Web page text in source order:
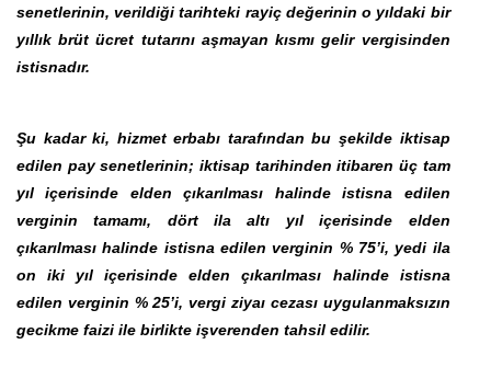
senetlerinin, verildiği tarihteki rayiç değerinin o yıldaki bir
yıllık brüt ücret tutarını aşmayan kısmı gelir vergisinden
istisnadır.
Şu kadar ki, hizmet erbabı tarafından bu şekilde iktisap
edilen pay senetlerinin; iktisap tarihinden itibaren üç tam
yıl içerisinde elden çıkarılması halinde istisna edilen
verginin tamamı, dört ila altı yıl içerisinde elden
çıkarılması halinde istisna edilen verginin % 75’i, yedi ila
on iki yıl içerisinde elden çıkarılması halinde istisna
edilen verginin % 25’i, vergi ziyaı cezası uygulanmaksızın
gecikme faizi ile birlikte işverenden tahsil edilir.